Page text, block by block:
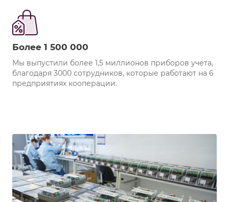
Более 1 500 000
Мы выпустили более 1,5 миллионов приборов учета,
благодаря 3000 сотрудников, которые работают на 6
предприятиях кооперации.